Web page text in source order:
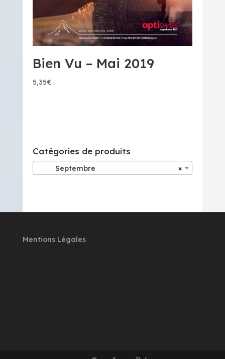
Bien Vu – Mai 2019
5,35€
Catégories de produits
×
Septembre
Mentions Légales